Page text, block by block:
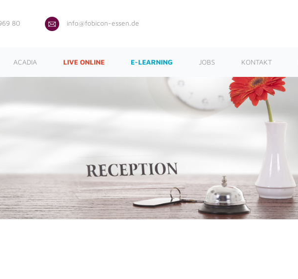
80 info@fobicon-essen.de
ACADIA LIVE ONLINE E-LEARNING JOBS KONTAKT